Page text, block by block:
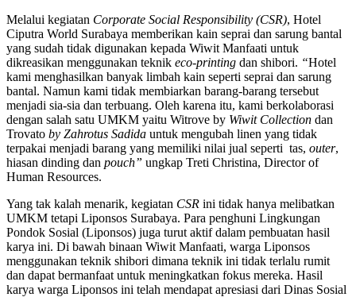
Melalui kegiatan Corporate Social Responsibility (CSR), Hotel
Ciputra World Surabaya memberikan kain seprai dan sarung bantal
yang sudah tidak digunakan kepada Wiwit Manfaati untuk
dikreasikan menggunakan teknik eco-printing dan shibori. “Hotel
kami menghasilkan banyak limbah kain seperti seprai dan sarung
bantal. Namun kami tidak membiarkan barang-barang tersebut
menjadi sia-sia dan terbuang. Oleh karena itu, kami berkolaborasi
dengan salah satu UMKM yaitu Witrove by Wiwit Collection dan
Trovato by Zahrotus Sadida untuk mengubah linen yang tidak
terpakai menjadi barang yang memiliki nilai jual seperti tas, outer,
hiasan dinding dan pouch” ungkap Treti Christina, Director of
Human Resources.
Yang tak kalah menarik, kegiatan CSR ini tidak hanya melibatkan
UMKM tetapi Liponsos Surabaya. Para penghuni Lingkungan
Pondok Sosial (Liponsos) juga turut aktif dalam pembuatan hasil
karya ini. Di bawah binaan Wiwit Manfaati, warga Liponsos
menggunakan teknik shibori dimana teknik ini tidak terlalu rumit
dan dapat bermanfaat untuk meningkatkan fokus mereka. Hasil
karya warga Liponsos ini telah mendapat apresiasi dari Dinas Sosial